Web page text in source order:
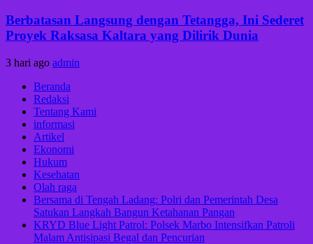
Berbatasan Langsung dengan Tetangga, Ini Sederet
Proyek Raksasa Kaltara yang Dilirik Dunia
3 hari ago admin
Beranda
Redaksi
Tentang Kami
informasi
Artikel
Ekonomi
Hukum
Kesehatan
Olah raga
Bersama di Tengah Ladang: Polri dan Pemerintah Desa
Satukan Langkah Bangun Ketahanan Pangan
KRYD Blue Light Patrol: Polsek Marbo Intensifkan Patroli
Malam Antisipasi Begal dan Pencurian